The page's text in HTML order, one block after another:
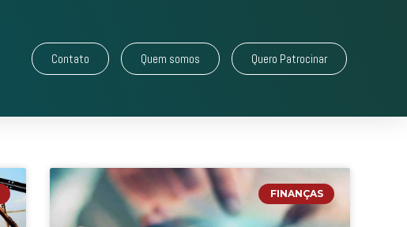
Contato Quem somos Quero Patrocinar
FINANÇAS